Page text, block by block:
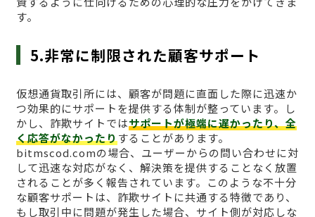
す。
5.非常に制限された顧客サポート
仮想通貨取引所には、顧客が問題に直面した際に迅速か
つ効果的にサポートを提供する体制が整っています。し
かし、詐欺サイトではサポートが極端に遅かったり、全
く応答がなかったりすることがあります。
bitmscod.comの場合、ユーザーからの問い合わせに対
して迅速な対応がなく、解決策を提供することなく放置
されることが多く報告されています。このような不十分
な顧客サポートは、詐欺サイトに共通する特徴であり、
もし取引中に問題が発生した場合、サイト側が対応しな